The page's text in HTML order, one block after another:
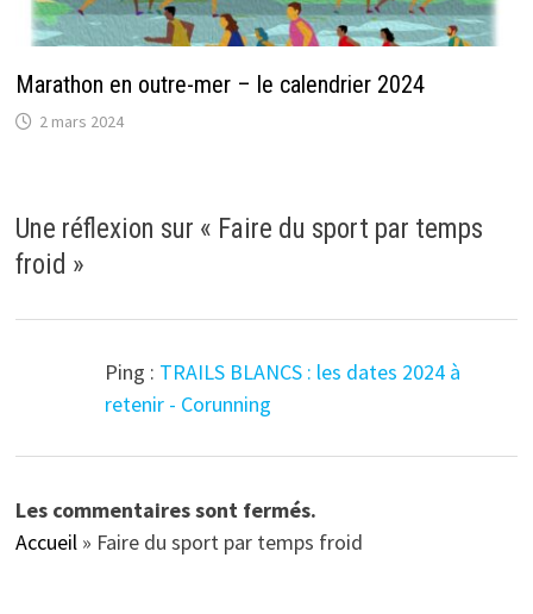
Marathon en outre-mer – le calendrier 2024
2 mars 2024
Une réflexion sur « Faire du sport par temps
froid »
Ping : TRAILS BLANCS : les dates 2024 à
retenir - Corunning
Les commentaires sont fermés.
Accueil » Faire du sport par temps froid